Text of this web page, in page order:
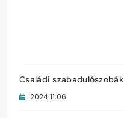
Családi szabadulószobák
2024.11.06.